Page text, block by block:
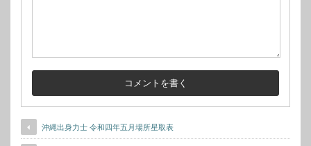
沖縄出身力士 令和四年五月場所星取表